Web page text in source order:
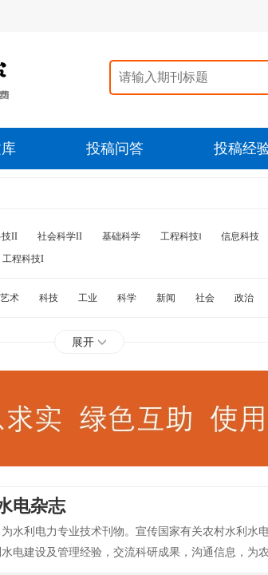
投稿问答 投稿经
技II 社会科学II 基础科学 工程科技‖ 信息科技
工程科技I
艺术 科技 工业 科学 新闻 社会 政治
展开
电杂志
为水利电力专业技术刊物。宣传国家有关农村水利水
电建设及管理经验，交流科研成果，沟通信息，为